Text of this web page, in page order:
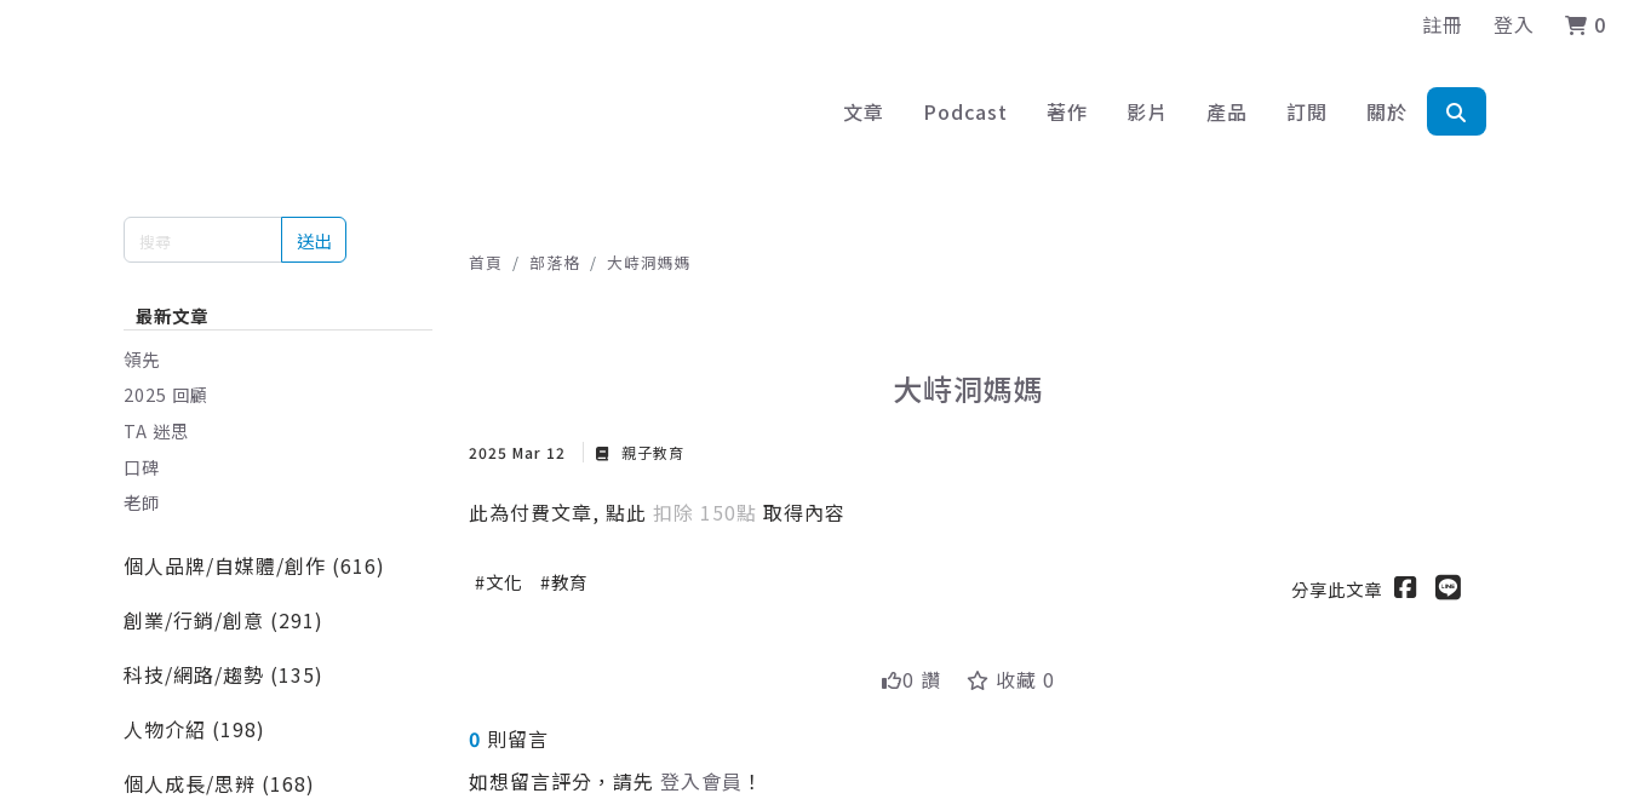
註冊 登入 0
文章 Podcast 著作 影片 產品 訂閱 關於
送出
最新文章
領先
2025 回顧
TA 迷思
口碑
老師
個人品牌/自媒體/創作 (616)
創業/行銷/創意 (291)
科技/網路/趨勢 (135)
人物介紹 (198)
個人成長/思辨 (168)
首頁 部落格 大峙洞媽媽
大峙洞媽媽
2025 Mar 12 親子教育
此為付費文章, 點此 扣除 150點 取得內容
文化 教育 分享此文章
0 讚 收藏 0
0 則留言
如想留言評分，請先 登入會員 ！